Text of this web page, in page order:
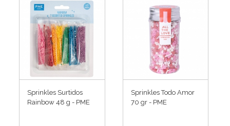
Sprinkles Surtidos
Rainbow 48 g - PME
Sprinkles Todo Amor
70 gr - PME